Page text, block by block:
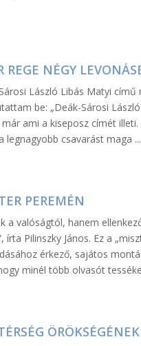
NÉGY
László Libás Matyi
be: „Deák-Sárosi
ami a kiseposz címét
csavarást maga ...
PEREMÉN
a valóságtól, hanem
Pilinszky János. Ez a
érkező, sajátos
minél több olvasót